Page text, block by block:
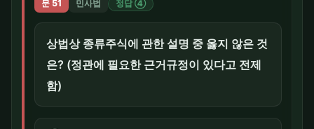
문 51 민사법 정답 ④
상법상 종류주식에 관한 설명 중 옳지 않은 것
은? (정관에 필요한 근거규정이 있다고 전제
함)